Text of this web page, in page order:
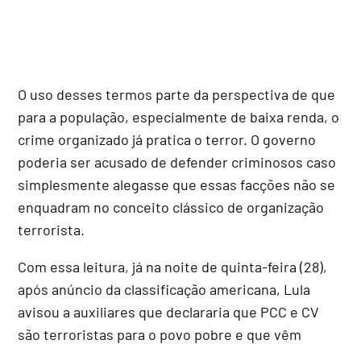
O uso desses termos parte da perspectiva de que
para a população, especialmente de baixa renda, o
crime organizado já pratica o terror. O governo
poderia ser acusado de defender criminosos caso
simplesmente alegasse que essas facções não se
enquadram no conceito clássico de organização
terrorista.
Com essa leitura, já na noite de quinta-feira (28),
após anúncio da classificação americana, Lula
avisou a auxiliares que declararia que PCC e CV
são terroristas para o povo pobre e que vêm